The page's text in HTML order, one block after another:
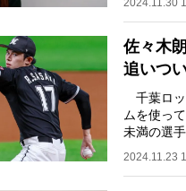
2024.11.30
佐々木
追いつ
千葉ロッ
ムを使っ
未満の選
2024.11.23